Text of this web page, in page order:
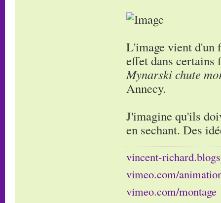
L'image vient
effet dans
Mynarski chute
Annecy.
J'imagine qu'ils
en sechant. Des
vincent-
vimeo.com/
vimeo.com/montage